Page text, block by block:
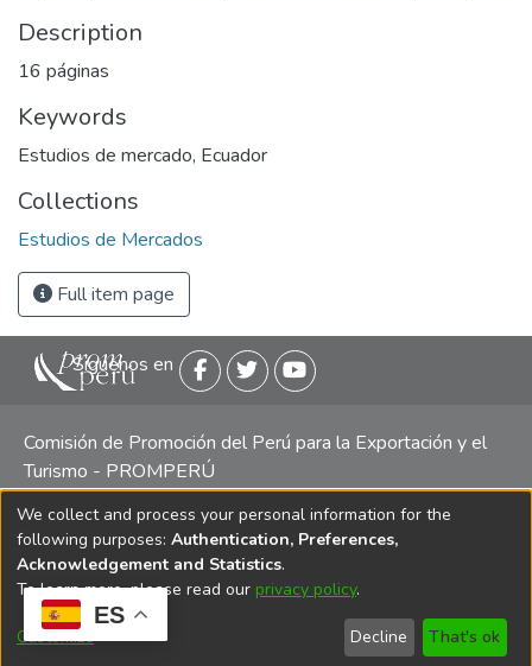
ES
Description
16 páginas
Keywords
Estudios de mercado, Ecuador
Collections
Estudios de Mercados
Full item page
Siguenos en
Comisión de Promoción del Perú para la Exportación y el
Turismo - PROMPERÚ
Central telefónica: (511) 616 7300 / 616 7400 Calle Uno
Oeste 50, Edificio Mincetur, Pisos 13 y 14, San Isidro -
Lima
Copyright 2025 PROMPERÚ
We collect and process your personal information for the
following purposes: Authentication, Preferences,
Acknowledgement and Statistics.
To learn more, please read our privacy policy.
Customize Decline That's ok